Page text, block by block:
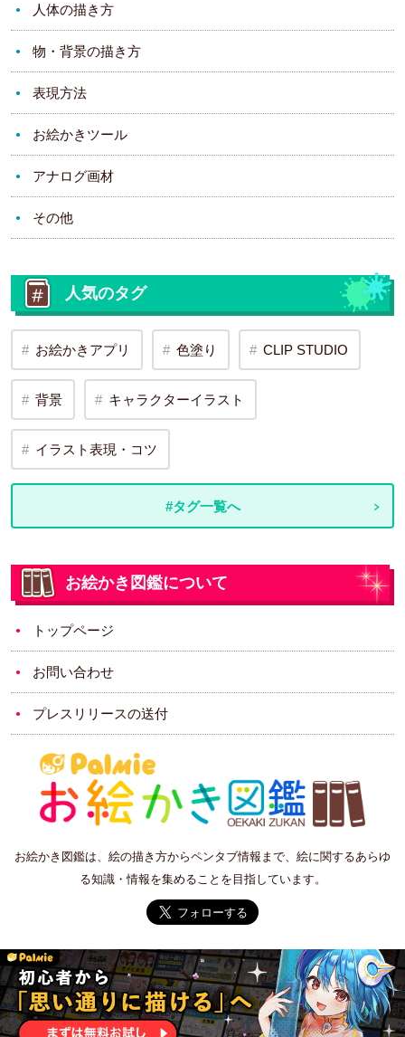
人体の描き方
物・背景の描き方
表現方法
お絵かきツール
アナログ画材
その他
人気のタグ
お絵かきアプリ 色塗り CLIP STUDIO
背景 キャラクターイラスト
イラスト表現・コツ
#タグ一覧へ
お絵かき図鑑について
トップページ
お問い合わせ
プレスリリースの送付
お絵かき図鑑は、絵の描き方からペンタブ情報まで、絵に関するあらゆ
る知識・情報を集めることを目指しています。